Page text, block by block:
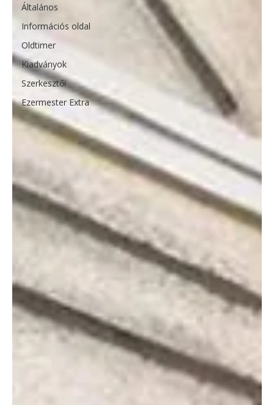
Általános
Információs oldal
Oldtimer
Kiadványok
Szerkesztői
Ezermester Extra